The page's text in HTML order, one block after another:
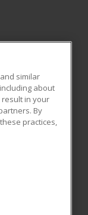
All rights
reproduced or
prior written
Policy
similar
about
result in your
By
practices,